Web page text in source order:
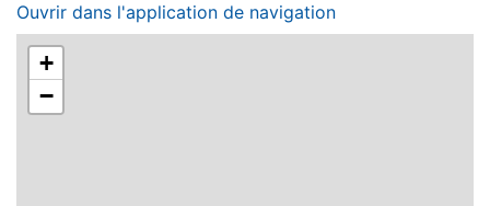
Ouvrir dans l'application de navigation
+
−